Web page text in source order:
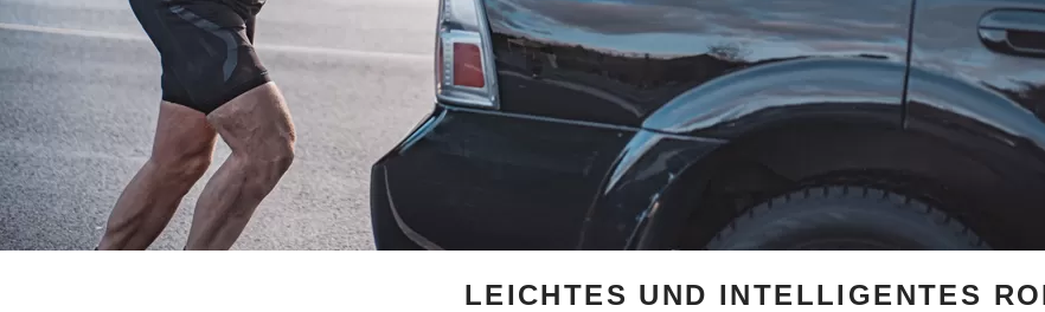
LEICHTES UND INTELLIGENTES